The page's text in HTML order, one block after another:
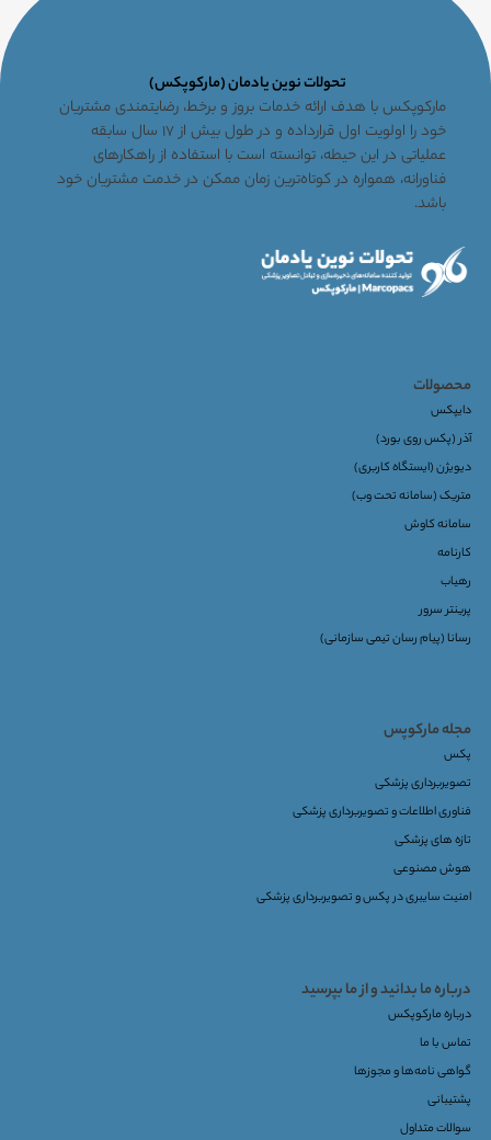
تحولات نوین یادمان (مارکوپکس)
مارکوپکس با هدف ارائه خدمات بروز و برخط، رضایتمندی مشتریان
خود را اولویت اول قرارداده و در طول بیش از ۱۷ سال سابقه
عملیاتی در این حیطه، توانسته است با استفاده از راهکارهای
فناورانه، همواره در کوتاه‌ترین زمان ممکن در خدمت مشتریان خود
باشد.
محصولات
دایپکس
آذر (پکس روی بورد)
دیویژن (ایستگاه کاربری)
متریک (سامانه تحت وب)
سامانه کاوش
کارنامه
رهیاب
پرینتر سرور
رسانا (پیام رسان تیمی سازمانی)
مجله مارکوپس
پکس
تصویربرداری پزشکی
فناوری اطلاعات و تصویربرداری پزشکی
تازه های پزشکی
هوش مصنوعی
امنیت سایبری در پکس و تصویربرداری پزشکی
درباره ما بدانید و از ما بپرسید
درباره مارکوپکس
تماس با ما
گواهی نامه‌ها و مجوزها
پشتیبانی
سوالات متداول